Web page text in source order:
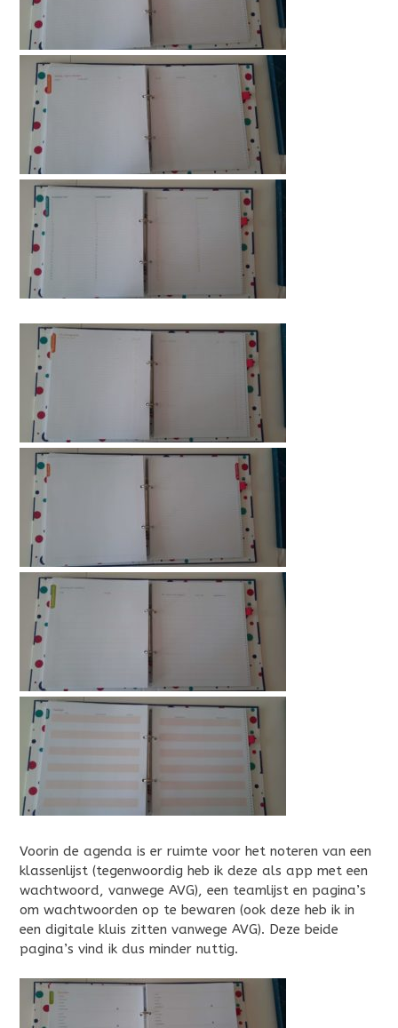
Voorin de agenda is er ruimte voor het noteren van een
klassenlijst (tegenwoordig heb ik deze als app met een
wachtwoord, vanwege AVG), een teamlijst en pagina’s
om wachtwoorden op te bewaren (ook deze heb ik in
een digitale kluis zitten vanwege AVG). Deze beide
pagina’s vind ik dus minder nuttig.